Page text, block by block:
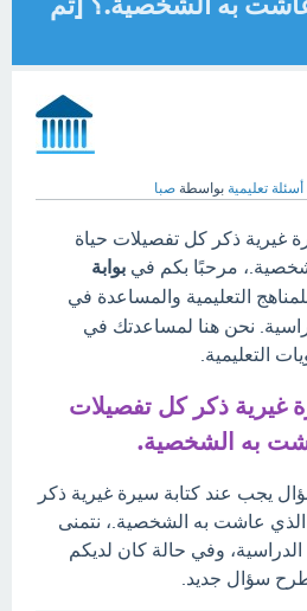
أسئلة تعليمية بواسطة صبا
غيرية ذكر كل تفصيلات حياة
مرحبًا بكم في بوابة
التعليمية والمساعدة في
نحن هنا لمساعدتك في
التعليمية.
غيرية ذكر كل تفصيلات
به الشخصية.
يجب عند كتابة سيرة غيرية ذكر
عاشت به الشخصية.، نتمنى
وفي حالة كان لديكم
سؤال جديد.